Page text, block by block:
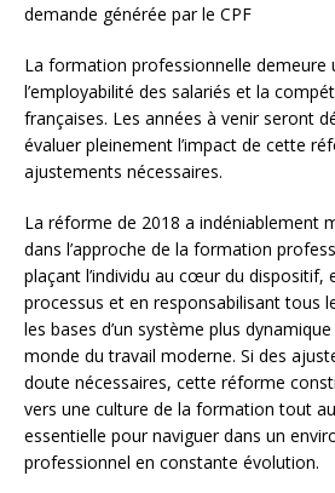
demande générée par le CPF
La formation professionnelle demeure
l’employabilité des salariés et la
françaises. Les années à venir seront
évaluer pleinement l’impact de cette
ajustements nécessaires.
La réforme de 2018 a indéniablement
dans l’approche de la formation
plaçant l’individu au cœur du dispositif,
processus et en responsabilisant tous
les bases d’un système plus
monde du travail moderne. Si des
doute nécessaires, cette réforme
vers une culture de la formation tout
essentielle pour naviguer dans un
professionnel en constante évolution.